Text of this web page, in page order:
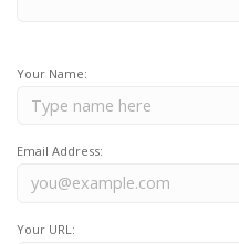
Your Name:
Email Address:
Your URL: